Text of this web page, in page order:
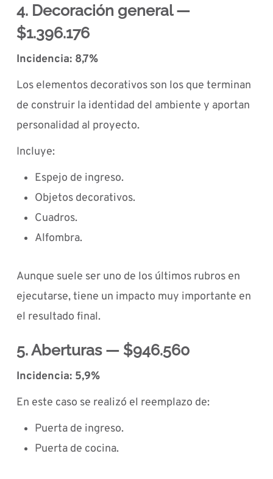
4. Decoración general —
$1.396.176
Incidencia: 8,7%
Los elementos decorativos son los que terminan
de construir la identidad del ambiente y aportan
personalidad al proyecto.
Incluye:
Espejo de ingreso.
Objetos decorativos.
Cuadros.
Alfombra.
Aunque suele ser uno de los últimos rubros en
ejecutarse, tiene un impacto muy importante en
el resultado final.
5. Aberturas — $946.560
Incidencia: 5,9%
En este caso se realizó el reemplazo de:
Puerta de ingreso.
Puerta de cocina.